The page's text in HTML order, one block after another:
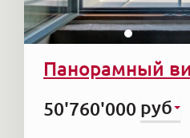
Панорамный
50'760'000 руб